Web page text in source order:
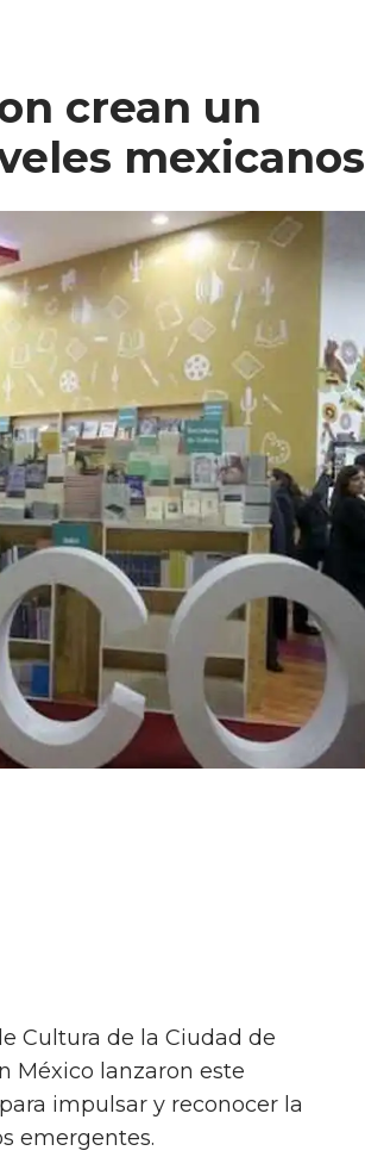
crean un
mexicanos
Cultura de la Ciudad de
México lanzaron este
impulsar y reconocer la
emergentes.